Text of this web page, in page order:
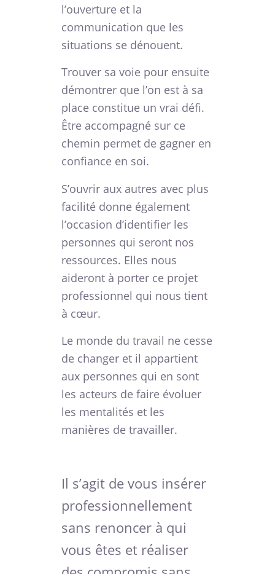
l’ouverture et la
communication que les
situations se dénouent.
Trouver sa voie pour ensuite
démontrer que l’on est à sa
place constitue un vrai défi.
Être accompagné sur ce
chemin permet de gagner en
confiance en soi.
S’ouvrir aux autres avec plus
facilité donne également
l’occasion d’identifier les
personnes qui seront nos
ressources. Elles nous
aideront à porter ce projet
professionnel qui nous tient
à cœur.
Le monde du travail ne cesse
de changer et il appartient
aux personnes qui en sont
les acteurs de faire évoluer
les mentalités et les
manières de travailler.
Il s’agit de vous insérer
professionnellement
sans renoncer à qui
vous êtes et réaliser